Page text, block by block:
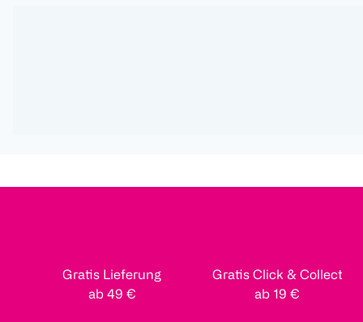
Gratis Lieferung
ab 49 €
Gratis Click & Collect
ab 19 €